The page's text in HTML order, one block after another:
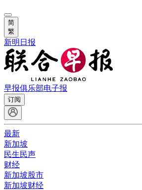
简
繁
新明日报
早报俱乐部电子报
订阅
最新
新加坡
民生民声
财经
新加坡股市
新加坡财经